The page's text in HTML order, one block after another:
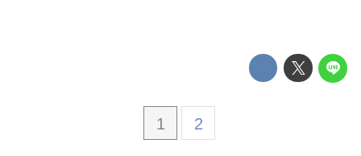
1 2